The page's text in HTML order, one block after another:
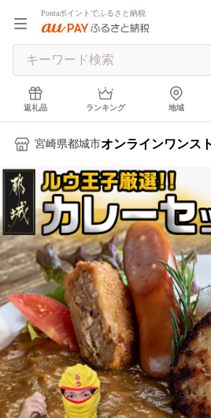
Pontaポイントでふるさと納税
返礼品 ランキング 地域
宮崎県都城市オンラインワンス